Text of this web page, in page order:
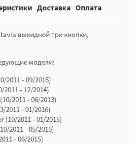
Доставка Оплата
выкидной три кнопки,
модели:
2011 - 09/2015)
2011 - 12/2014)
2011 - 06/2013)
2011 - 01/2016)
(10/2011 - 01/2015)
2011 - 05/2015)
- 06/2015)